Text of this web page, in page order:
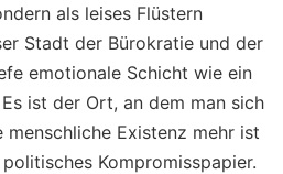
als leises Flüstern
Stadt der Bürokratie und der
emotionale Schicht wie ein
ist der Ort, an dem man sich
Existenz mehr ist
Kompromisspapier.